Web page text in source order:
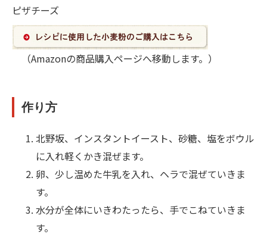
ピザチーズ
（Amazonの商品購入ページへ移動します。）
作り方
北野坂、インスタントイースト、砂糖、塩をボウル
に入れ軽くかき混ぜます。
卵、少し温めた牛乳を入れ、ヘラで混ぜていきま
す。
水分が全体にいきわたったら、手でこねていきま
す。